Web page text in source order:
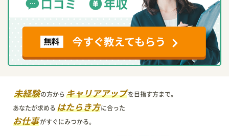
未経験の方からキャリアアップを目指す方まで。
あなたが求めるはたらき方に合った
お仕事がすぐにみつかる。